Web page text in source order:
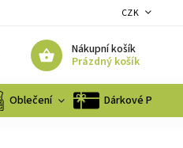
CZK
Nákupní košík
Prázdný košík
Oblečení Dárkové